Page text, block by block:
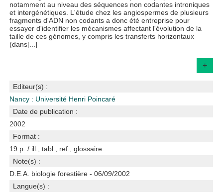
notamment au niveau des séquences non codantes introniques
et intergénétiques. L'étude chez les angiospermes de plusieurs
fragments d'ADN non codants a donc été entreprise pour
essayer d'identifier les mécanismes affectant l'évolution de la
taille de ces génomes, y compris les transferts horizontaux
(dans[...]
+
Editeur(s) :
Nancy : Université Henri Poincaré
Date de publication :
2002
Format :
19 p. / ill., tabl., ref., glossaire.
Note(s) :
D.E.A. biologie forestière - 06/09/2002
Langue(s) :